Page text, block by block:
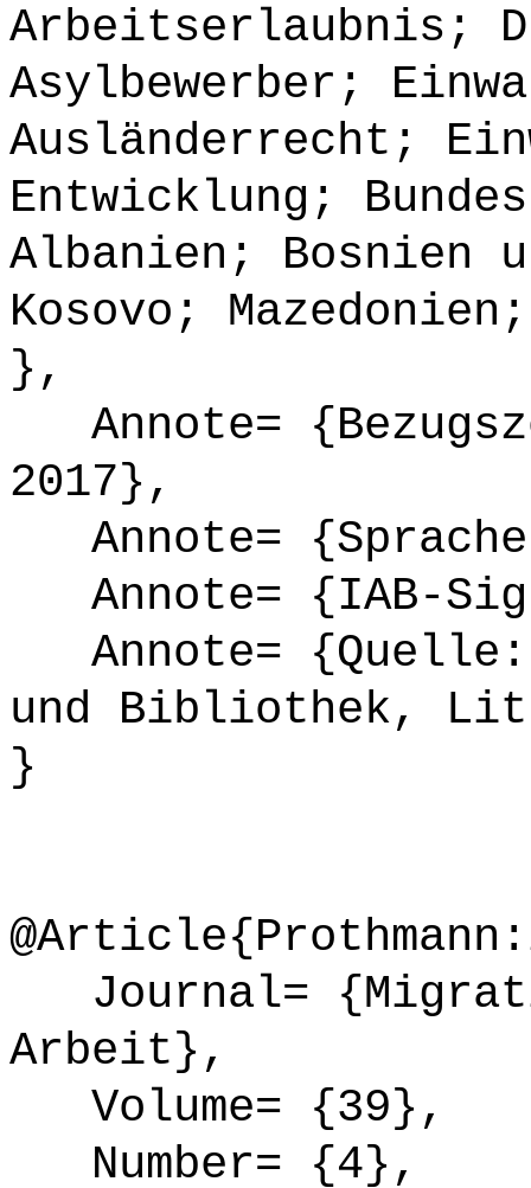
Arbeitserlaubnis;
Asylbewerber;
Ausländerrecht;
Entwicklung;
Albanien; Bosnien
Kosovo;
},
Annote=
2017},
Annote=
Annote= {IAB-
Annote= {Quelle:
und Bibliothek,
}
Journal=
Arbeit},
Volume= {39},
Number= {4},